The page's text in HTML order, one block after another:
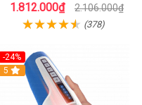
1.812.000₫ 2.106.000₫
(378)
-24%
5